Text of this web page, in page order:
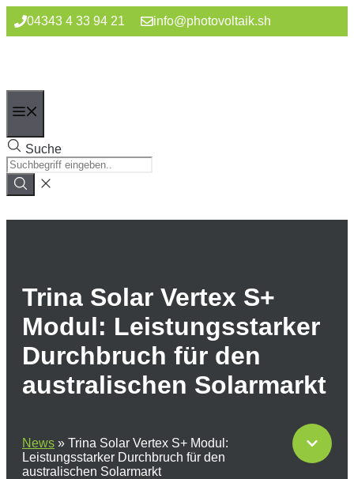
Zum
Inhalt
springen
04343 4 33 94 21 info@photovoltaik.sh
Suche
Trina Solar Vertex S+
Modul: Leistungsstarker
Durchbruch für den
australischen Solarmarkt
News » Trina Solar Vertex S+ Modul:
Leistungsstarker Durchbruch für den
australischen Solarmarkt